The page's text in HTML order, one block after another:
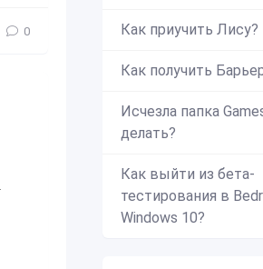
0
Migration
Как приучить Лису?
Как получить
Исчезла папка
делать?
Как выйти из бета-
тестирования в
Windows 10?